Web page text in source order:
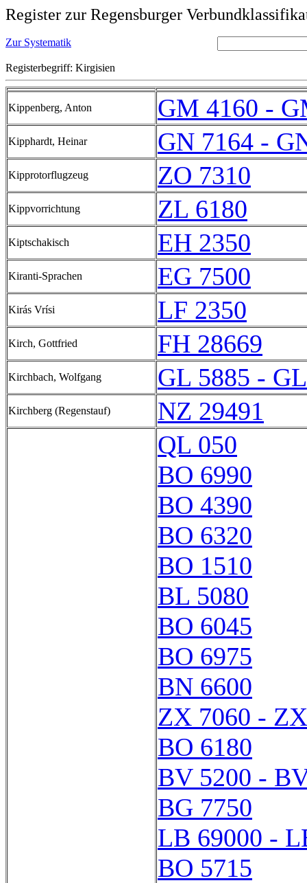
Register zur Regensburger
Zur Systematik
Registerbegriff: Kirgisien
Kippenberg, Anton GM 4160 -
Kipphardt, Heinar GN 7164 -
Kipprotorflugzeug ZO 7310
Kippvorrichtung ZL 6180
Kiptschakisch EH 2350
Kiranti-Sprachen EG 7500
Kirás Vrísi LF 2350
Kirch, Gottfried FH 28669
Kirchbach, Wolfgang GL 5885 -
Kirchberg (Regenstauf) NZ 29491
QL 050
BO 6990
BO 4390
BO 6320
BO 1510
BL 5080
BO 6045
BO 6975
BN 6600
ZX 7060 -
BO 6180
BV 5200 -
BG 7750
LB 69000 -
BO 5715